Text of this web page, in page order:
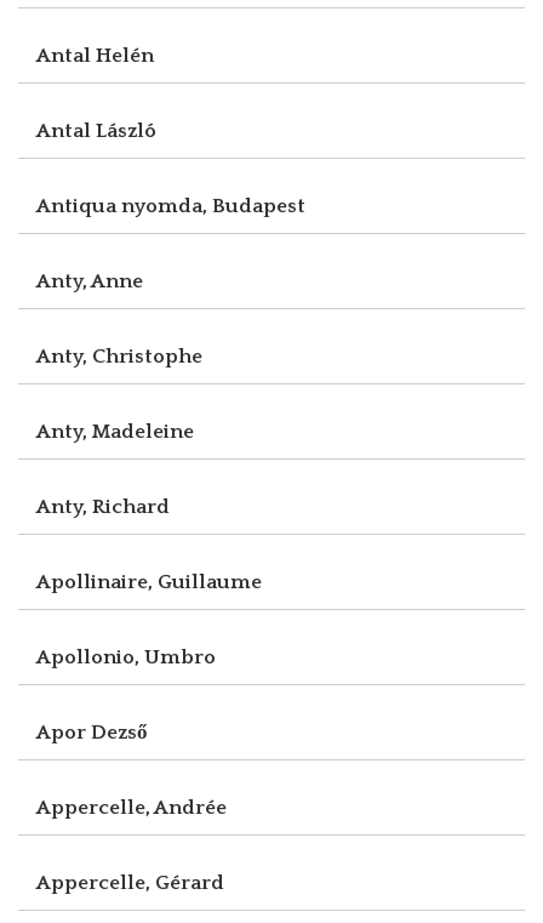
Antal Helén
Antal László
Antiqua nyomda, Budapest
Anty, Anne
Anty, Christophe
Anty, Madeleine
Anty, Richard
Apollinaire, Guillaume
Apollonio, Umbro
Apor Dezső
Appercelle, Andrée
Appercelle, Gérard